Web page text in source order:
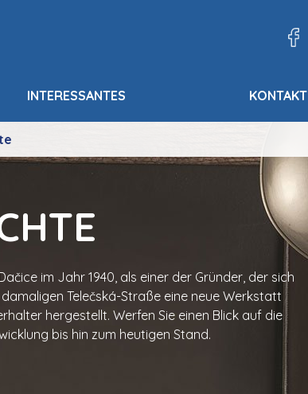
INTERESSANTES KONTAKT
im Jahr 1940, als einer der Gründer, der sich
Telečská-Straße eine neue Werkstatt
hergestellt. Werfen Sie einen Blick auf die
bis hin zum heutigen Stand.